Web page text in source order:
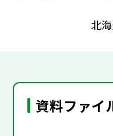
北
資料ファイ